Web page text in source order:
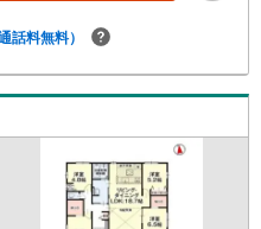
さい。 ご予算や自己資金、ロ
時間 9:30～18:30（定休日:
わせがスムーズにご案内でき
より現地のご案内も可能で
＝
通話料無料）